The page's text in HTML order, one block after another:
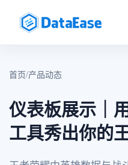
首页/产品动态
仪表板展示｜
工具秀出你的